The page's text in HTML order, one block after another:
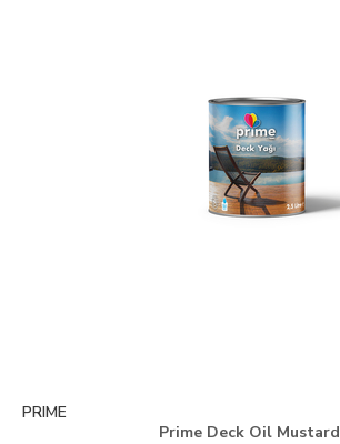
PRIME
Prime Deck Oil Mustard